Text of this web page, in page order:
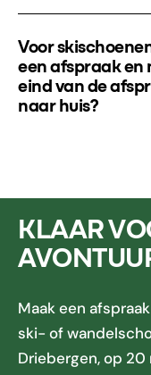
Voor
een afspraak en
eind van de
naar huis?
KLAAR
Maak een
ski- of
Driebergen, op